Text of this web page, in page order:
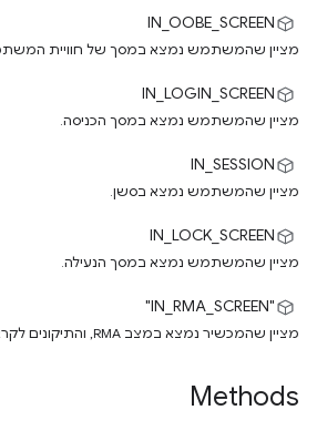
IN_OOBE_SCREEN
מציין שהמשתמש נמצא במסך של חוויית
IN_LOGIN_SCREEN
מציין שהמשתמש נמצא במסך הכניסה.
IN_SESSION
מציין שהמשתמש נמצא בסשן.
IN_LOCK_SCREEN
מציין שהמשתמש נמצא במסך הנעילה.
"IN_RMA_SCREEN"
מציין שהמכשיר נמצא במצב RMA, והתיקונים לקראת סיום.
Methods